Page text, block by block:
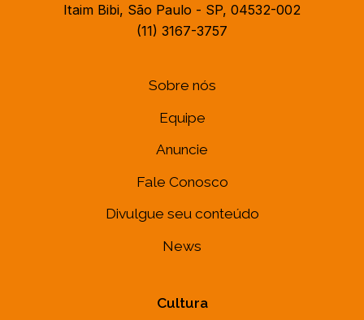
Itaim Bibi, São Paulo - SP, 04532-002
(11) 3167-3757
Sobre nós
Equipe
Anuncie
Fale Conosco
Divulgue seu conteúdo
News
Cultura